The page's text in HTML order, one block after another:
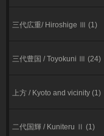
三代広重/ Hiroshige Ⅲ (1)
三代豊国 / Toyokuni Ⅲ (24)
上方 / Kyoto and vicinity (1)
二代国輝 / Kuniteru Ⅱ (1)